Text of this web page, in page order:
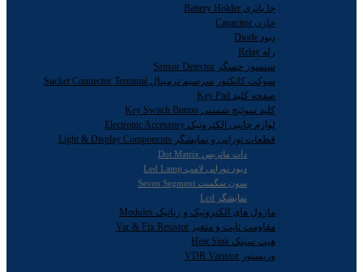
جا باتری Battery Holder
خازن Capacitor
دیود Diode
رله Relay
سنسور حسگر Sensor Detector
سوکت کانکتور سرسیم ترمینال Sucket Connector Terminal
صفحه کلید Key Pad
کلید سوئیچ شستی Key Switch Button
لوازم جانبی الکترونیک Electronic Accessory
قطعات نورانی و نمایشگر Light & Display Components
دات ماتریس Dot Matrix
دیود نورانی لامپ Led Lamp
سون سگمنت Seven Segment
نمایشگر Lcd
ماژول های الکترونیک و رباتیک Modules
مقاومت ثابت و متغیر Var & Fix Resistor
هیت سینک Heat Sink
وریستور VDR Varistor